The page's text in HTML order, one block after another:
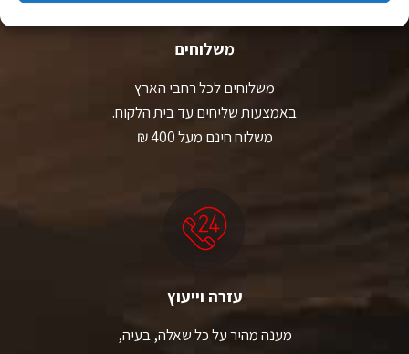
משלוחים
משלוחים לכל רחבי הארץ
באמצעות שליחים עד בית הלקוח.
משלוח חינם מעל 400 ₪
עזרה וייעוץ
מענה מהיר על כל שאלה, בעיה,